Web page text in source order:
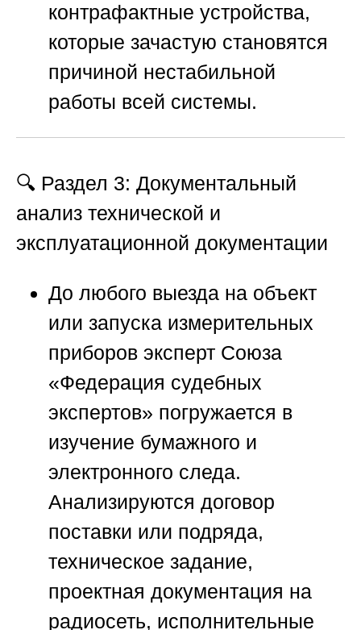
контрафактные устройства,
которые зачастую становятся
причиной нестабильной
работы всей системы.
🔍 Раздел 3: Документальный
анализ технической и
эксплуатационной документации
До любого выезда на объект
или запуска измерительных
приборов эксперт Союза
«Федерация судебных
экспертов» погружается в
изучение бумажного и
электронного следа.
Анализируются договор
поставки или подряда,
техническое задание,
проектная документация на
радиосеть, исполнительные